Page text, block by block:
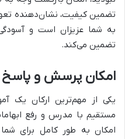
تضمین کیفیت، نشان‌دهنده
به شما عزیزان است و
تضمین می‌کند.
امکان پرسش و
یکی از مهم‌ترین ارکان یک
مستقیم با مدرس و رفع
امکان به طور کامل برای